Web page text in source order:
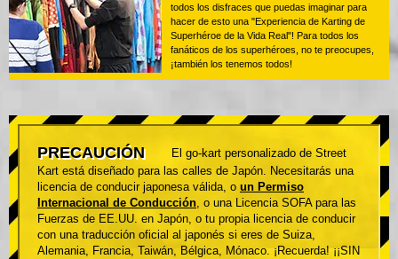
todos los disfraces que puedas imaginar para
hacer de esto una "Experiencia de Karting de
Superhéroe de la Vida Real"! Para todos los
fanáticos de los superhéroes, no te preocupes,
¡también los tenemos todos!
PRECAUCIÓN
El go-kart personalizado de Street
Kart está diseñado para las calles de Japón. Necesitarás una
licencia de conducir japonesa válida, o un Permiso
Internacional de Conducción, o una Licencia SOFA para las
Fuerzas de EE.UU. en Japón, o tu propia licencia de conducir
con una traducción oficial al japonés si eres de Suiza,
Alemania, Francia, Taiwán, Bélgica, Mónaco. ¡Recuerda! ¡¡SIN